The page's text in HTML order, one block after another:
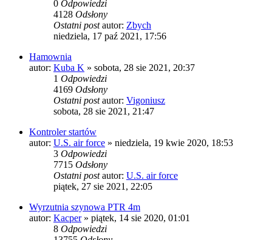
0 Odpowiedzi
4128 Odsłony
Ostatni postautor: Zbych
niedziela, 17 paź 2021, 17:56
Hamownia
autor: Kuba K » sobota, 28 sie 2021, 20:37
1 Odpowiedzi
4169 Odsłony
Ostatni postautor: Vigoniusz
sobota, 28 sie 2021, 21:47
Kontroler startów
autor: U.S. air force » niedziela, 19 kwie 2020, 18:53
3 Odpowiedzi
7715 Odsłony
Ostatni postautor: U.S. air force
piątek, 27 sie 2021, 22:05
Wyrzutnia szynowa PTR 4m
autor: Kacper» piątek, 14 sie 2020, 01:01
8 Odpowiedzi